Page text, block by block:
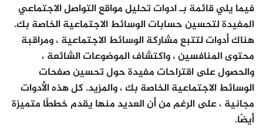
فيما يلي قائمة بـ ادوات تحليل مواقع التواصل الاجتماعي
المفيدة لتحسين حسابات الوسائط الاجتماعية الخاصة بك.
هناك أدوات لتتبع مشاركة الوسائط الاجتماعية ، ومراقبة
محتوى المنافسين ، واكتشاف الموضوعات الشائعة ،
والحصول على اقتراحات مفيدة حول تحسين صفحات
الوسائط الاجتماعية الخاصة بك ، والمزيد. كل هذه الأدوات
مجانية ، على الرغم من أن العديد منها يقدم خططًا متميزة
أيضًا.